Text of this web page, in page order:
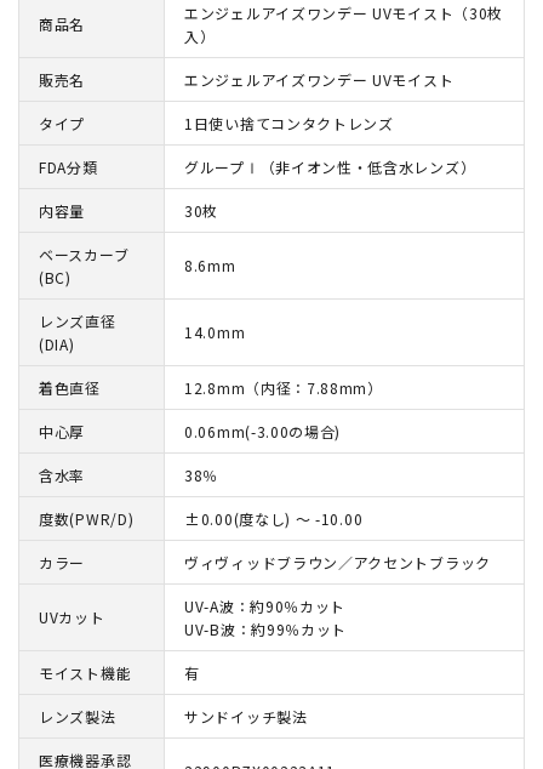
商品名
エンジェルアイズワンデー UVモイスト（30枚
入）
販売名 エンジェルアイズワンデー UVモイスト
タイプ 1日使い捨てコンタクトレンズ
FDA分類 グループⅠ（非イオン性・低含水レンズ）
内容量 30枚
ベースカーブ
(BC)
8.6mm
レンズ直径
(DIA)
14.0mm
着色直径 12.8mm（内径：7.88mm）
中心厚 0.06mm(-3.00の場合)
含水率 38％
度数(PWR/D) ±0.00(度なし) ～ -10.00
カラー ヴィヴィッドブラウン／アクセントブラック
UVカット
UV-A波：約90％カット
UV-B波：約99％カット
モイスト機能 有
レンズ製法 サンドイッチ製法
医療機器承認